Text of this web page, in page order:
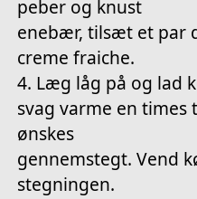
peber og knust
enebær, tilsæt et par
creme fraiche.
4. Læg låg på og lad
svag varme en times
ønskes
gennemstegt. Vend
stegningen.